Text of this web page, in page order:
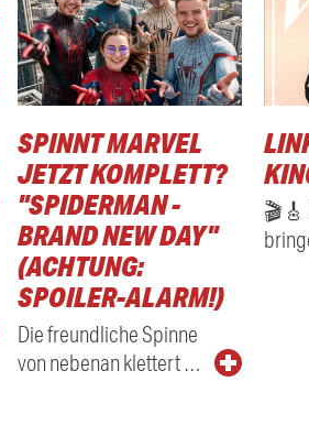
SPINNT MARVEL
JETZT KOMPLETT?
"SPIDERMAN -
BRAND NEW DAY"
(ACHTUNG:
SPOILER-ALARM!)
Die freundliche Spinne
von nebenan klettert …
🎬🎸